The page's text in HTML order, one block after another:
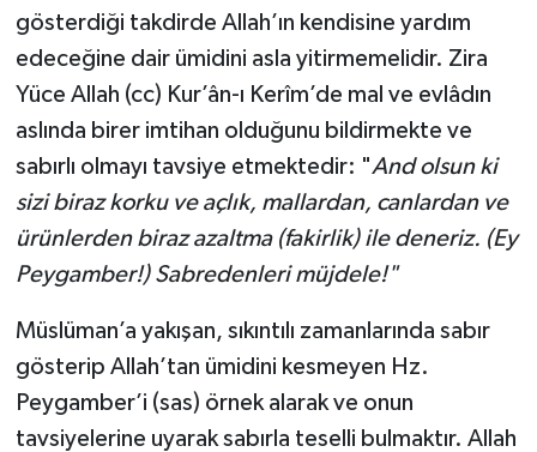
gösterdiği takdirde Allah’ın kendisine yardım
edeceğine dair ümidini asla yitirmemelidir. Zira
Yüce Allah (cc) Kur’ân-ı Kerîm’de mal ve evlâdın
aslında birer imtihan olduğunu bildirmekte ve
sabırlı olmayı tavsiye etmektedir: "And olsun ki
sizi biraz korku ve açlık, mallardan, canlardan ve
ürünlerden biraz azaltma (fakirlik) ile deneriz. (Ey
Peygamber!) Sabredenleri müjdele!"
Müslüman’a yakışan, sıkıntılı zamanlarında sabır
gösterip Allah’tan ümidini kesmeyen Hz.
Peygamber’i (sas) örnek alarak ve onun
tavsiyelerine uyarak sabırla teselli bulmaktır. Allah